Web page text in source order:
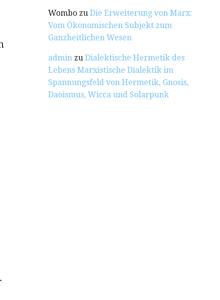
Wombo zuDie Erweiterung von Marx:
Vom Ökonomischen Subjekt zum
Ganzheitlichen Wesen
admin zuDialektische Hermetik des
Lebens Marxistische Dialektik im
Spannungsfeld von Hermetik, Gnosis,
Daoismus, Wicca und Solarpunk